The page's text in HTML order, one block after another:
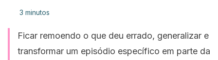
3 minutos
Ficar remoendo o que deu errado, generalizar e
transformar um episódio específico em parte da